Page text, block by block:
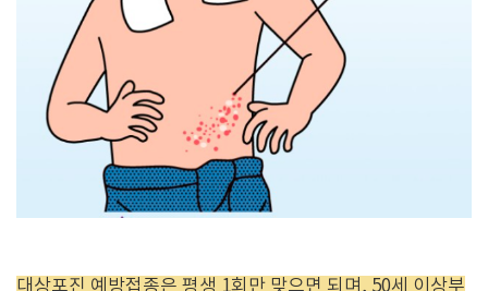
대상포진 예방접종은 평생 1회만 맞으면 되며, 50세 이상부